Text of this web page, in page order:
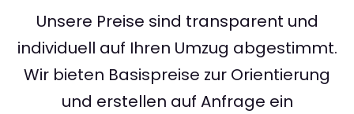
Unsere Preise sind transparent und
individuell auf Ihren Umzug abgestimmt.
Wir bieten Basispreise zur Orientierung
und erstellen auf Anfrage ein